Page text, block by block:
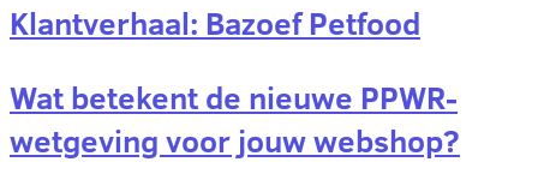
Klantverhaal: Bazoef Petfood
Wat betekent de nieuwe PPWR-
wetgeving voor jouw webshop?